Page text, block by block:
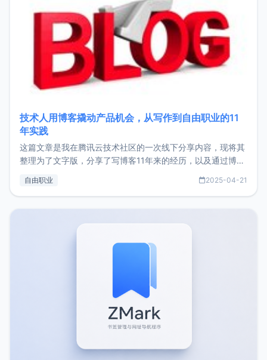
技术人用博客撬动产品机会，从写作到自由职业的11
年实践
这篇文章是我在腾讯云技术社区的一次线下分享内容，现将其
整理为了文字版，分享了写博客11年来的经历，以及通过博客
了我的首个产品ImgURL的真实数据和产品现状。自我介绍大
自由职业 2025-04-21